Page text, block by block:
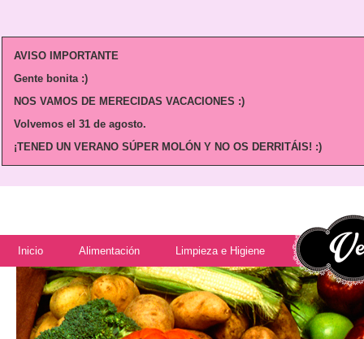
AVISO IMPORTANTE
Gente bonita :)
NOS VAMOS DE MERECIDAS VACACIONES :)
Volvemos el 31 de agosto.
¡TENED UN VERANO SÚPER MOLÓN Y NO OS DERRITÁIS! :)
Inicio Alimentación Limpieza e Higiene